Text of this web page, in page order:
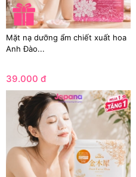
Mặt nạ dưỡng ẩm chiết xuất hoa
Anh Đào...
39.000 đ